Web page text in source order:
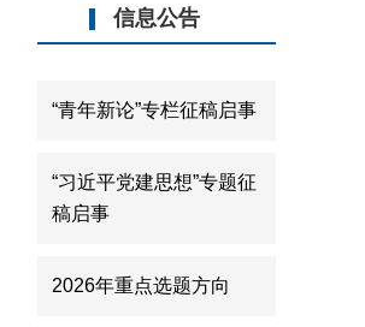
信息公告
“青年新论”专栏征稿启事
“习近平党建思想”专题征
稿启事
2026年重点选题方向